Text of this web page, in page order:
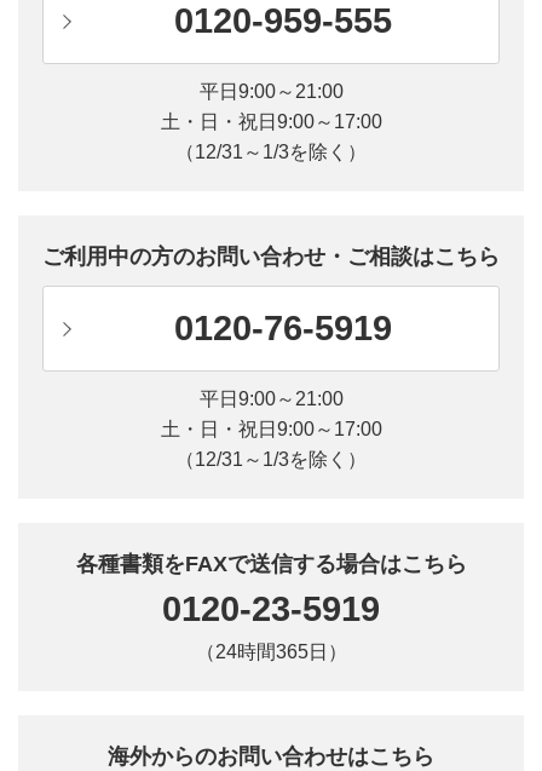
0120-959-555
平日9:00～21:00
土・日・祝日9:00～17:00
（12/31～1/3を除く）
ご利用中の方のお問い合わせ・ご相談はこちら
0120-76-5919
平日9:00～21:00
土・日・祝日9:00～17:00
（12/31～1/3を除く）
各種書類をFAXで送信する場合はこちら
0120-23-5919
（24時間365日）
海外からのお問い合わせはこちら